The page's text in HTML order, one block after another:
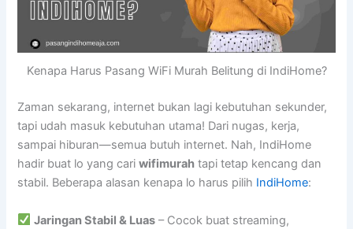
Kenapa Harus Pasang WiFi Murah Belitung di IndiHome?
Zaman sekarang, internet bukan lagi kebutuhan sekunder,
tapi udah masuk kebutuhan utama! Dari nugas, kerja,
sampai hiburan—semua butuh internet. Nah, IndiHome
hadir buat lo yang cariwifimurah tapi tetap kencang dan
stabil. Beberapa alasan kenapa lo harus pilih IndiHome:
Jaringan Stabil & Luas – Cocok buat streaming,